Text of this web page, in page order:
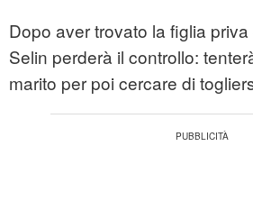
Dopo aver trovato la figlia
Selin perderà il controllo:
marito per poi cercare di